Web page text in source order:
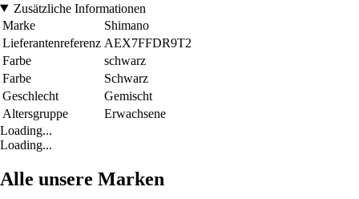
Zusätzliche Informationen
Marke
Shimano
Lieferantenreferenz AEX7FFDR9T2
Farbe
schwarz
Farbe
Schwarz
Geschlecht
Gemischt
Altersgruppe
Erwachsene
Loading...
Loading...
Alle unsere Marken